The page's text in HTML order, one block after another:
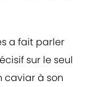
a fait parler
sur le seul
caviar à son